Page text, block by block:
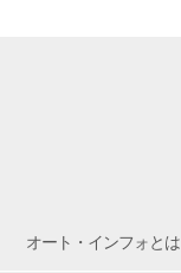
オート・インフォとは